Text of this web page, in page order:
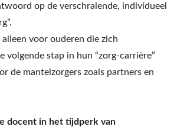
op de verschralende, individueel
alleen voor ouderen die zich
volgende stap in hun “zorg-carrière”
de mantelzorgers zoals partners en
docent in het tijdperk van